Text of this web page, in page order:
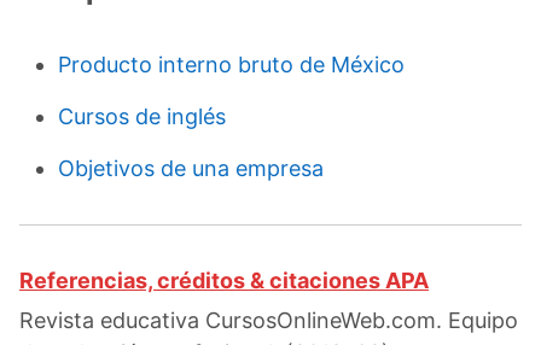
Producto interno bruto de México
Cursos de inglés
Objetivos de una empresa
Referencias, créditos & citaciones APA
Revista educativa CursosOnlineWeb.com. Equipo